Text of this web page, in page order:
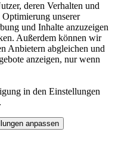
deren Verhalten und
unserer
und Inhalte anzuzeigen
Außerdem können wir
Anbietern abgleichen und
anzeigen, nur wenn
in den Einstellungen
.
anpassen